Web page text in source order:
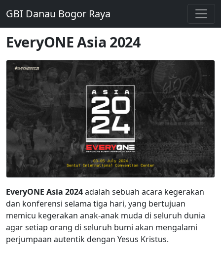
GBI Danau Bogor Raya
EveryONE Asia 2024
EveryONE Asia 2024adalah sebuah acara kegerakan
dan konferensi selama tiga hari, yang bertujuan
memicu kegerakan anak-anak muda di seluruh dunia
agar setiap orang di seluruh bumi akan mengalami
perjumpaan autentik dengan Yesus Kristus.